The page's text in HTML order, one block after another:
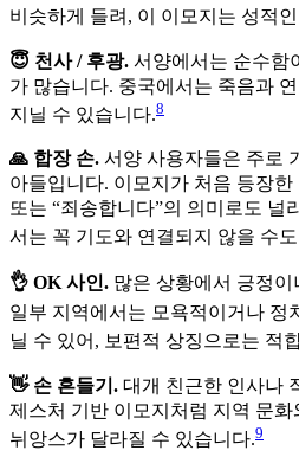
비슷하게 들려, 이 이모지는 성적
😇 천사 / 후광. 서양에서는 순수함
가 많습니다. 중국에서는 죽음과
지닐 수 있습니다.8
🙏 합장 손. 서양 사용자들은 주로
아들입니다. 이모지가 처음 등장
또는 “죄송합니다”의 의미로도 널
서는 꼭 기도와 연결되지 않을 수
👌 OK 사인. 많은 상황에서 긍정
일부 지역에서는 모욕적이거나 정
닐 수 있어, 보편적 상징으로는 적
👋 손 흔들기. 대개 친근한 인사나
제스처 기반 이모지처럼 지역 문
뉘앙스가 달라질 수 있습니다.9